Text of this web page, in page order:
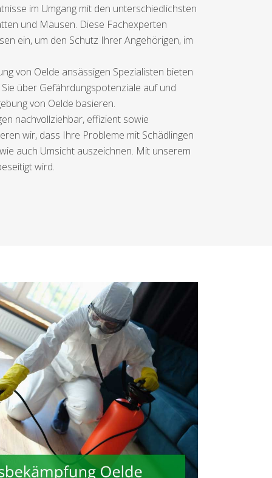
im Umgang mit den unterschiedlichsten
und Mäusen. Diese Fachexperten
ein, um den Schutz Ihrer Angehörigen, im
von Oelde ansässigen Spezialisten bieten
über Gefährdungspotenziale auf und
von Oelde basieren.
nachvollziehbar, effizient sowie
wir, dass Ihre Probleme mit Schädlingen
auch Umsicht auszeichnen. Mit unserem
wird.